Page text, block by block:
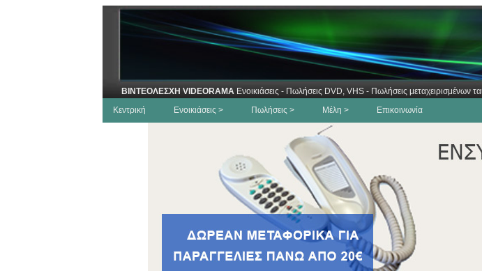
ΒΙΝΤΕΟΛΕΣΧΗ VIDEORAMA Ενοικιάσεις - Πωλήσεις DVD, VHS - Πωλήσεις
Κεντρική
Ενοικιάσεις > Πωλήσεις > Μέλη > Επικοινωνία